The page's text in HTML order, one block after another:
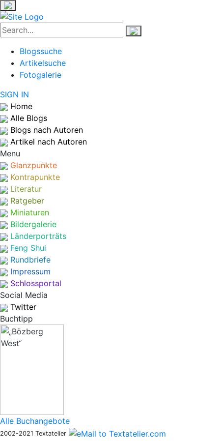
Blogssuche
Artikelsuche
Fotogalerie
SIGN IN
Home
Alle Blogs
Blogs nach Autoren
Artikel nach Autoren
Menu
Glanzpunkte
Kontrapunkte
Literatur
Ratgeber
Miniaturen
Bildergalerie
Länderporträts
Feng Shui
Rundbriefe
Impressum
Schlossportal
Social Media
Twitter
Buchtipp
Alle Buchangebote
2002-2021 Textatelier